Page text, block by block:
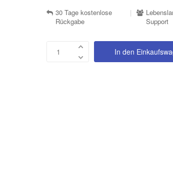
30 Tage kostenlose
Rückgabe
|
Support
In den